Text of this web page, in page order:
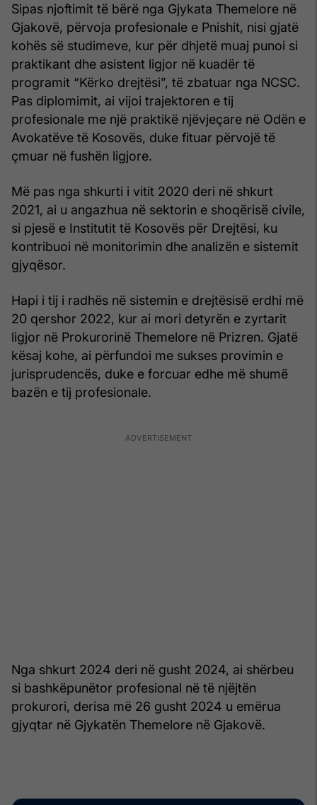
Sipas njoftimit të bërë nga Gjykata Themelore në
Gjakovë, përvoja profesionale e Pnishit, nisi gjatë
kohës së studimeve, kur për dhjetë muaj punoi si
praktikant dhe asistent ligjor në kuadër të
programit “Kërko drejtësi”, të zbatuar nga NCSC.
Pas diplomimit, ai vijoi trajektoren e tij
profesionale me një praktikë njëvjeçare në Odën e
Avokatëve të Kosovës, duke fituar përvojë të
çmuar në fushën ligjore.
Më pas nga shkurti i vitit 2020 deri në shkurt
2021, ai u angazhua në sektorin e shoqërisë civile,
si pjesë e Institutit të Kosovës për Drejtësi, ku
kontribuoi në monitorimin dhe analizën e sistemit
gjyqësor.
Hapi i tij i radhës në sistemin e drejtësisë erdhi më
20 qershor 2022, kur ai mori detyrën e zyrtarit
ligjor në Prokurorinë Themelore në Prizren. Gjatë
kësaj kohe, ai përfundoi me sukses provimin e
jurisprudencës, duke e forcuar edhe më shumë
bazën e tij profesionale.
Nga shkurt 2024 deri në gusht 2024, ai shërbeu
si bashkëpunëtor profesional në të njëjtën
prokurori, derisa më 26 gusht 2024 u emërua
gjyqtar në Gjykatën Themelore në Gjakovë.